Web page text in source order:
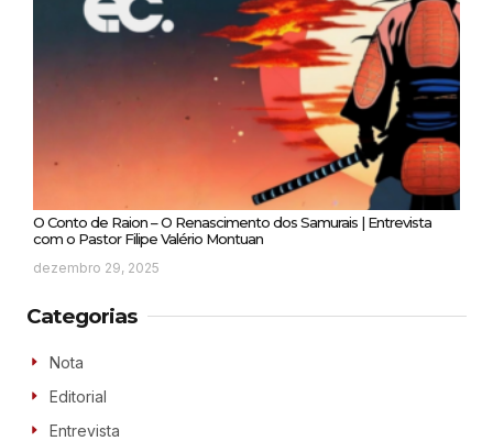
O Conto de Raion – O Renascimento dos Samurais | Entrevista
com o Pastor Filipe Valério Montuan
dezembro 29, 2025
Categorias
Nota
Editorial
Entrevista